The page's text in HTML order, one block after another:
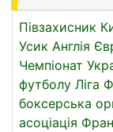
Півзахисник
Усик Англія
Чемпіонат
футболу Ліга
боксерська
асоціація